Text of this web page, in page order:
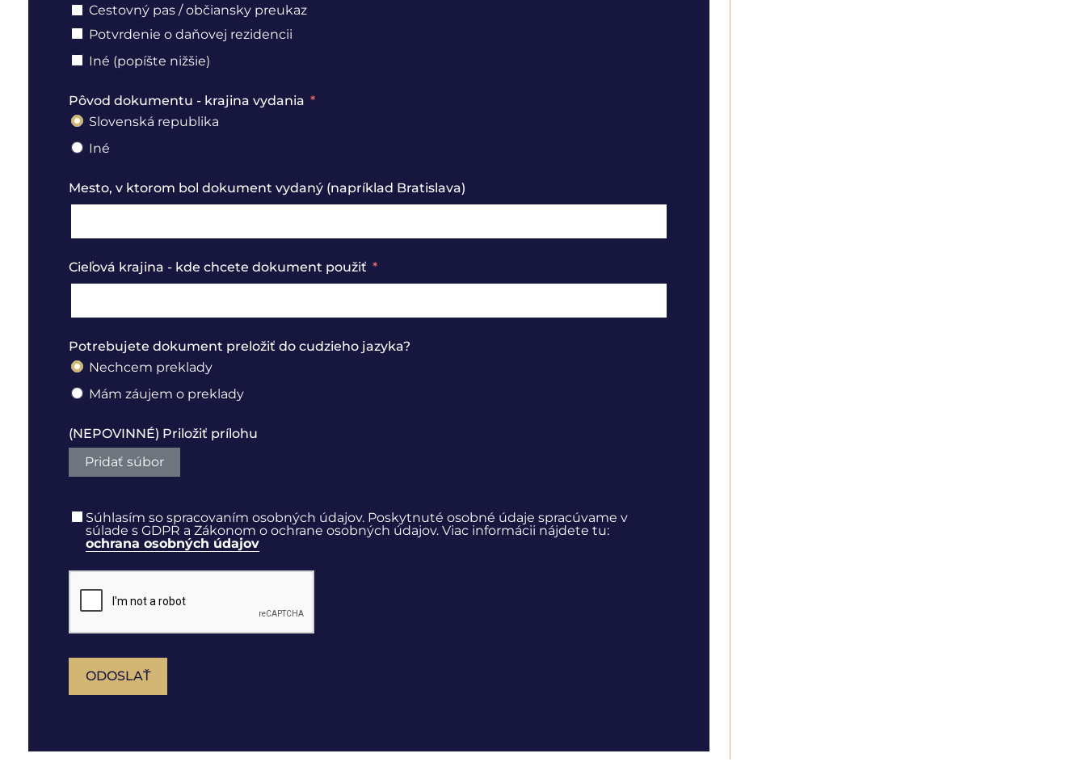
Cestovný pas / občiansky preukaz
Potvrdenie o daňovej rezidencii
Iné (popíšte nižšie)
Pôvod dokumentu - krajina vydania
Slovenská republika
Iné
Mesto, v ktorom bol dokument vydaný (napríklad Bratislava)
Cieľová krajina - kde chcete dokument použiť
Potrebujete dokument preložiť do cudzieho jazyka?
Nechcem preklady
Mám záujem o preklady
(NEPOVINNÉ) Priložiť prílohu
Pridať súbor
Súhlasím so spracovaním osobných údajov. Poskytnuté osobné údaje spracúvame v
súlade s GDPR a Zákonom o ochrane osobných údajov. Viac informácii nájdete tu:
ochrana osobných údajov
ODOSLAŤ